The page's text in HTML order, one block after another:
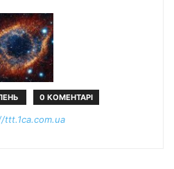
0 КОМЕНТАРІ
ttt.1ca.com.ua